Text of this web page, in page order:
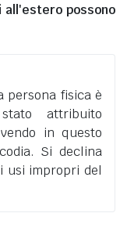
all'esteropossono
persona fisica è
attribuito
in questo
Si declina
usi impropri del